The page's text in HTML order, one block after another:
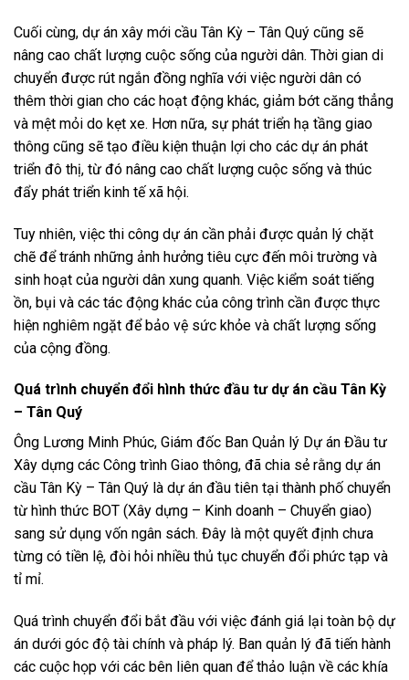
Cuối cùng, dự án xây mới cầu Tân Kỳ – Tân Quý cũng sẽ
nâng cao chất lượng cuộc sống của người dân. Thời gian di
chuyển được rút ngắn đồng nghĩa với việc người dân có
thêm thời gian cho các hoạt động khác, giảm bớt căng thẳng
và mệt mỏi do kẹt xe. Hơn nữa, sự phát triển hạ tầng giao
thông cũng sẽ tạo điều kiện thuận lợi cho các dự án phát
triển đô thị, từ đó nâng cao chất lượng cuộc sống và thúc
đẩy phát triển kinh tế xã hội.
Tuy nhiên, việc thi công dự án cần phải được quản lý chặt
chẽ để tránh những ảnh hưởng tiêu cực đến môi trường và
sinh hoạt của người dân xung quanh. Việc kiểm soát tiếng
ồn, bụi và các tác động khác của công trình cần được thực
hiện nghiêm ngặt để bảo vệ sức khỏe và chất lượng sống
của cộng đồng.
Quá trình chuyển đổi hình thức đầu tư dự án cầu Tân Kỳ
– Tân Quý
Ông Lương Minh Phúc, Giám đốc Ban Quản lý Dự án Đầu tư
Xây dựng các Công trình Giao thông, đã chia sẻ rằng dự án
cầu Tân Kỳ – Tân Quý là dự án đầu tiên tại thành phố chuyển
từ hình thức BOT (Xây dựng – Kinh doanh – Chuyển giao)
sang sử dụng vốn ngân sách. Đây là một quyết định chưa
từng có tiền lệ, đòi hỏi nhiều thủ tục chuyển đổi phức tạp và
tỉ mỉ.
Quá trình chuyển đổi bắt đầu với việc đánh giá lại toàn bộ dự
án dưới góc độ tài chính và pháp lý. Ban quản lý đã tiến hành
các cuộc họp với các bên liên quan để thảo luận về các khía